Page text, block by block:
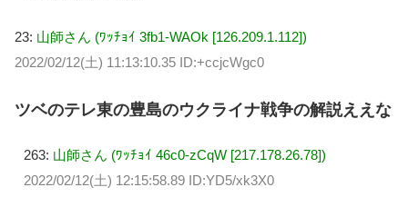
23: 山師さん (ﾜｯﾁｮｲ 3fb1-WAOk [126.209.1.112])
2022/02/12(土) 11:13:10.35 ID:+ccjcWgc0
ツベのテレ東の豊島のウクライナ戦争の解説ええな
263: 山師さん (ﾜｯﾁｮｲ 46c0-zCqW [217.178.26.78])
2022/02/12(土) 12:15:58.89 ID:YD5/xk3X0